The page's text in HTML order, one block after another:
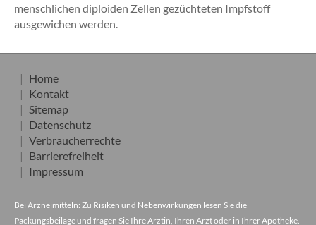
menschlichen diploiden Zellen gezüchteten Impfstoff
ausgewichen werden.
Home
Kontakt
Sitemap
Datenschutz
Verbraucherrechte
Barrierefreiheit
Impressum
Bei Arzneimitteln: Zu Risiken und Nebenwirkungen lesen Sie die
Packungsbeilage und fragen Sie Ihre Ärztin, Ihren Arzt oder in Ihrer Apotheke.